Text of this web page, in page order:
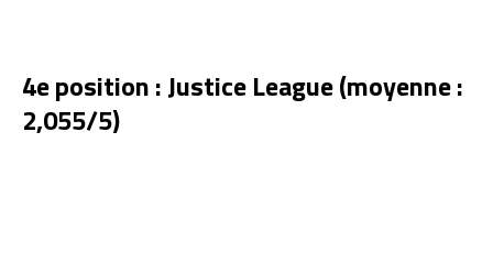
4e position : Justice League (moyenne :
2,055/5)